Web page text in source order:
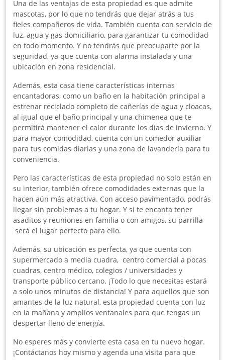
Una de las ventajas de esta propiedad es que admite
mascotas, por lo que no tendrás que dejar atrás a tus
fieles compañeros de vida. También cuenta con servicio de
luz, agua y gas domiciliario, para garantizar tu comodidad
en todo momento. Y no tendrás que preocuparte por la
seguridad, ya que cuenta con alarma instalada y una
ubicación en zona residencial.
Además, esta casa tiene características internas
encantadoras, como un baño en la habitación principal a
estrenar reciclado completo de cañerías de agua y cloacas,
al igual que el baño principal y una chimenea que te
permitirá mantener el calor durante los días de invierno. Y
para mayor comodidad, cuenta con un comedor auxiliar
para tus comidas diarias y una zona de lavandería para tu
conveniencia.
Pero las características de esta propiedad no solo están en
su interior, también ofrece comodidades externas que la
hacen aún más atractiva. Con acceso pavimentado, podrás
llegar sin problemas a tu hogar. Y si te encanta tener
asaditos y reuniones en familia o con amigos, su parrilla
será el lugar perfecto para ello.
Además, su ubicación es perfecta, ya que cuenta con
supermercado a media cuadra, centro comercial a pocas
cuadras, centro médico, colegios / universidades y
transporte público cercano. ¡Todo lo que necesitas estará
a solo unos minutos de distancia! Y para aquellos que son
amantes de la luz natural, esta propiedad cuenta con luz
en la mañana y amplios ventanales para que tengas un
despertar lleno de energía.
No esperes más y convierte esta casa en tu nuevo hogar.
¡Contáctanos hoy mismo y agenda una visita para que